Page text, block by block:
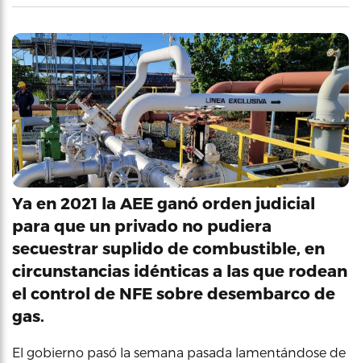
Ya en 2021 la AEE ganó orden judicial
para que un privado no pudiera
secuestrar suplido de combustible, en
circunstancias idénticas a las que rodean
el control de NFE sobre desembarco de
gas.
El gobierno pasó la semana pasada lamentándose de